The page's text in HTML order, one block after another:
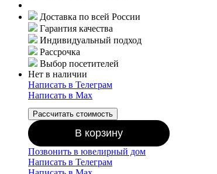
Доставка по всей России
Гарантия качества
Индивидуальный подход
Рассрочка
Выбор посетителей
Нет в наличии
Написать в Телеграм
Написать в Мах
Рассчитать стоимость
В корзину
Позвонить в ювелирный дом
Написать в Телеграм